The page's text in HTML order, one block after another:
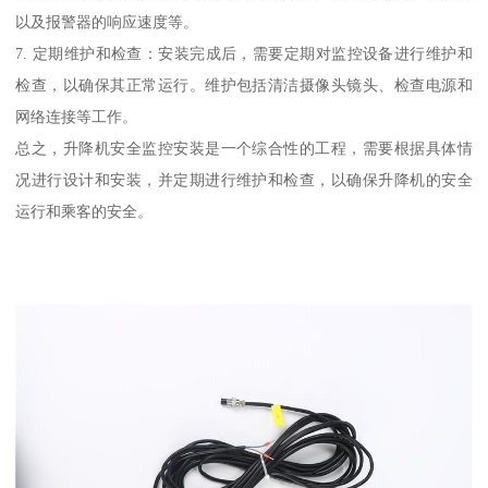
以及报警器的响应速度等。
7. 定期维护和检查：安装完成后，需要定期对监控设备进行维护和
检查，以确保其正常运行。维护包括清洁摄像头镜头、检查电源和
网络连接等工作。
总之，升降机安全监控安装是一个综合性的工程，需要根据具体情
况进行设计和安装，并定期进行维护和检查，以确保升降机的安全
运行和乘客的安全。